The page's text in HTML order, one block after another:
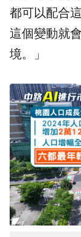
都可以配合
這個變動就
境。」